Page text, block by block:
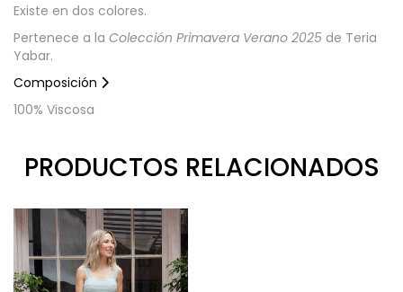
Existe en dos colores.
Pertenece a la Colección Primavera Verano 2025 de Teria
Yabar.
Composición
100% Viscosa
PRODUCTOS RELACIONADOS